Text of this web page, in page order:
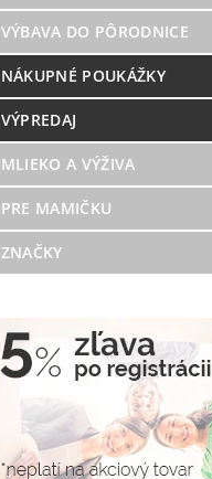
VÝBAVA DO PÔRODNICE
NÁKUPNÉ POUKÁŽKY
VÝPREDAJ
MLIEKO A VÝŽIVA
PRE MAMIČKU
ZNAČKY